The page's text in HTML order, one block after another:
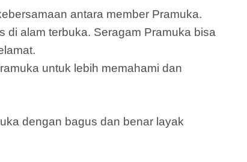
antara member Pramuka.
di alam terbuka. Seragam Pramuka bisa
untuk lebih memahami dan
dengan bagus dan benar layak